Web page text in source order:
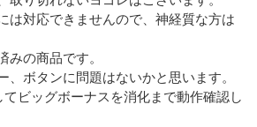
は対応できませんので、神経質な方は
みの商品です。
、ボタンに問題はないかと思います。
ビッグボーナスを消化まで動作確認し